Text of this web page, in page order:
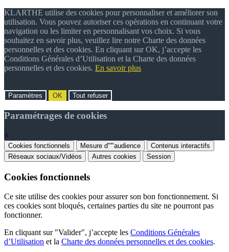
KLARTHE utilise des cookies pour personnaliser et améliorer son
utilisation. Vous pouvez autoriser ces opérations en continuant votre
navigation ou les limiter en personnalisant vos choix. Si vous
souhaitez en savoir plus, veuillez lire notre Charte des données
personnelles et des cookies. En cliquant sur OK, j’accepte les
Conditions Générales d’Utilisation et la Charte des données
personnelles et des cookies. En savoir plus
Paramètres OK Tout refuser
Paramétrages de cookies
×
Cookies fonctionnels Mesure d"'"audience
Contenus interactifs
Réseaux sociaux/Vidéos
Autres cookies Session
Cookies fonctionnels
Ce site utilise des cookies pour assurer son bon fonctionnement. Si
ces cookies sont bloqués, certaines parties du site ne pourront pas
fonctionner.
En cliquant sur "Valider", j’accepte les Conditions Générales
d’Utilisation et la Charte des données personnelles et des cookies.